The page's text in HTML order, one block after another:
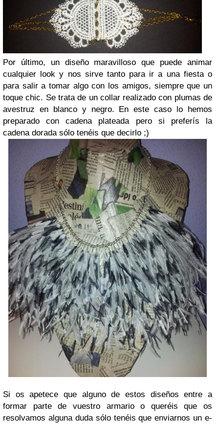
Por último, un diseño maravilloso que puede animar
cualquier look y nos sirve tanto para ir a una fiesta o
para salir a tomar algo con los amigos, siempre que un
toque chic. Se trata de un collar realizado con plumas de
avestruz en blanco y negro. En este caso lo hemos
preparado con cadena plateada pero si preferís la
cadena dorada sólo tenéis que decirlo ;)
Si os apetece que alguno de estos diseños entre a
formar parte de vuestro armario o queréis que os
resolvamos alguna duda sólo tenéis que enviarnos un e-